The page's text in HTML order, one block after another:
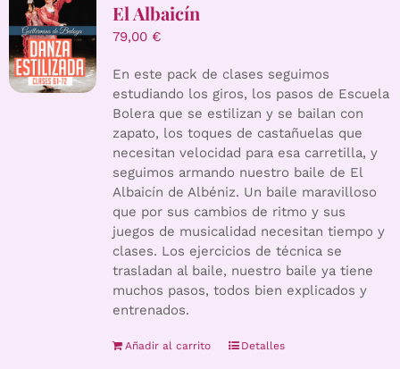
El Albaicín
79,00 €
En este pack de clases seguimos
estudiando los giros, los pasos de Escuela
Bolera que se estilizan y se bailan con
zapato, los toques de castañuelas que
necesitan velocidad para esa carretilla, y
seguimos armando nuestro baile de El
Albaicín de Albéniz. Un baile maravilloso
que por sus cambios de ritmo y sus
juegos de musicalidad necesitan tiempo y
clases. Los ejercicios de técnica se
trasladan al baile, nuestro baile ya tiene
muchos pasos, todos bien explicados y
entrenados.
Añadir al carrito Detalles